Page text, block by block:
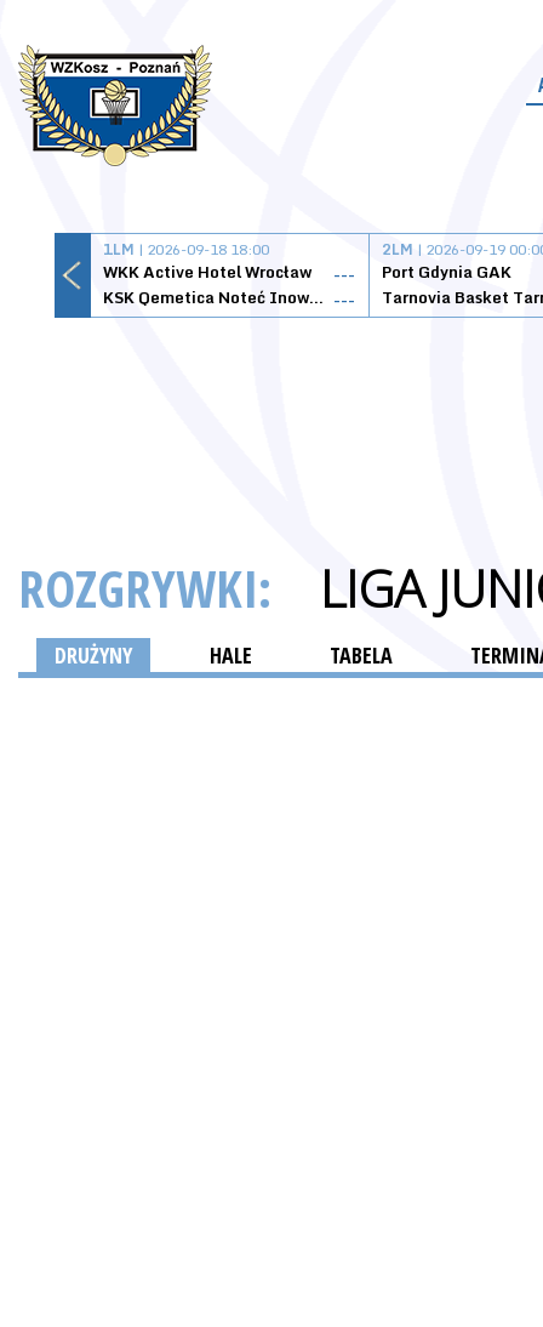
1LM | 2026-09-18 18:00
WKK Active Hotel Wrocław
---
KSK Qemetica Noteć Inowrocław ---
2LM | 2026-09-19
Port Gdynia GAK
ROZGRYWKI: LIGA
DRUŻYNY HALE TABELA